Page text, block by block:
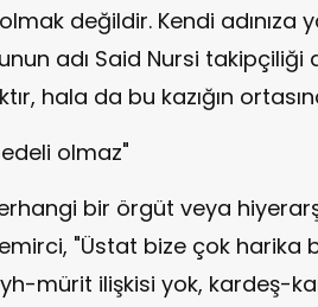
değildir. Kendi adınıza
adı Said Nursi takipçiliği
hala da bu kazığın
olmaz"
bir örgüt veya
"Üstat bize çok harika
mürit ilişkisi yok, kardeş-